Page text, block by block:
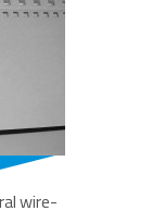
wire-